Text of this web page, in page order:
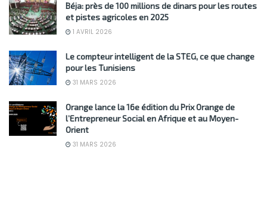
Béja: près de 100 millions de dinars pour les routes
et pistes agricoles en 2025
1 AVRIL 2026
Le compteur intelligent de la STEG, ce que change
pour les Tunisiens
31 MARS 2026
Orange lance la 16e édition du Prix Orange de
l’Entrepreneur Social en Afrique et au Moyen-
Orient
31 MARS 2026